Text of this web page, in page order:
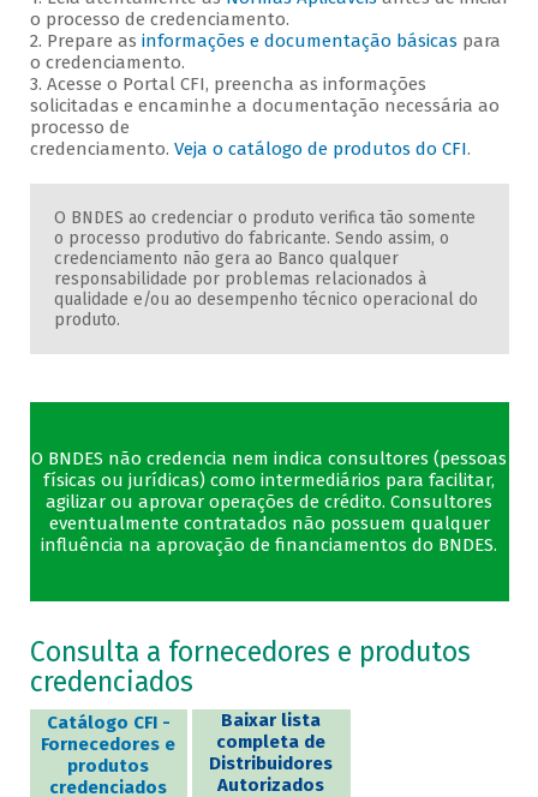
o processo de credenciamento.
2. Prepare as informações e documentação básicas para
o credenciamento.
3. Acesse o Portal CFI, preencha as informações
solicitadas e encaminhe a documentação necessária ao
processo de
credenciamento. Veja o catálogo de produtos do CFI.
O BNDES ao credenciar o produto verifica tão somente
o processo produtivo do fabricante. Sendo assim, o
credenciamento não gera ao Banco qualquer
responsabilidade por problemas relacionados à
qualidade e/ou ao desempenho técnico operacional do
produto.
O BNDES não credencia nem indica consultores (pessoas
físicas ou jurídicas) como intermediários para facilitar,
agilizar ou aprovar operações de crédito. Consultores
eventualmente contratados não possuem qualquer
influência na aprovação de financiamentos do BNDES.
Consulta a fornecedores e produtos
credenciados
Catálogo CFI -
Fornecedores e
produtos
credenciados
Baixar lista
completa de
Distribuidores
Autorizados